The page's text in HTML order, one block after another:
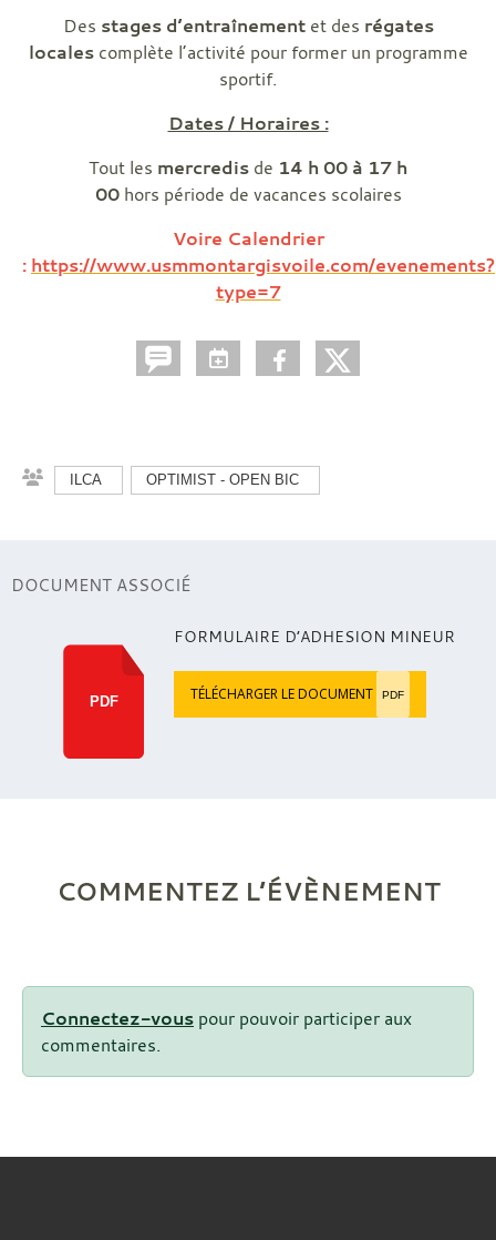
Des stages d’entraînement et des régates
localescomplète l’activité pour former un programme
sportif.
Dates / Horaires :
Tout les mercredis de 14 h 00 à 17 h
00hors période de vacances scolaires
Voire Calendrier
: https://www.usmmontargisvoile.com/evenements?
type=7
ILCA OPTIMIST - OPEN BIC
DOCUMENT ASSOCIÉ
PDF
FORMULAIRE D’ADHESION MINEUR
TÉLÉCHARGER LE DOCUMENT PDF
COMMENTEZ L’ÉVÈNEMENT
Connectez-vous pour pouvoir participer aux
commentaires.